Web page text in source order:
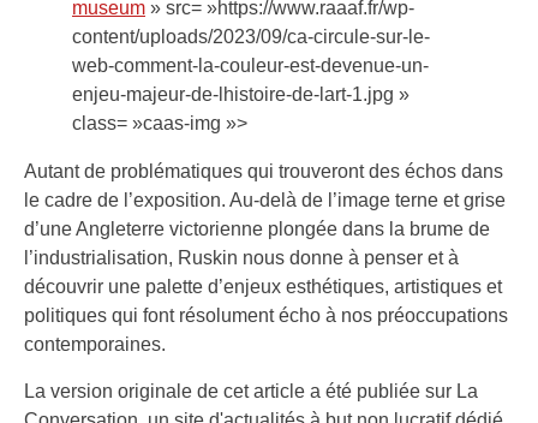
museum » src= »https://www.raaaf.fr/wp-
content/uploads/2023/09/ca-circule-sur-le-
web-comment-la-couleur-est-devenue-un-
enjeu-majeur-de-lhistoire-de-lart-1.jpg »
class= »caas-img »>
Autant de problématiques qui trouveront des échos dans
le cadre de l’exposition. Au-delà de l’image terne et grise
d’une Angleterre victorienne plongée dans la brume de
l’industrialisation, Ruskin nous donne à penser et à
découvrir une palette d’enjeux esthétiques, artistiques et
politiques qui font résolument écho à nos préoccupations
contemporaines.
La version originale de cet article a été publiée sur La